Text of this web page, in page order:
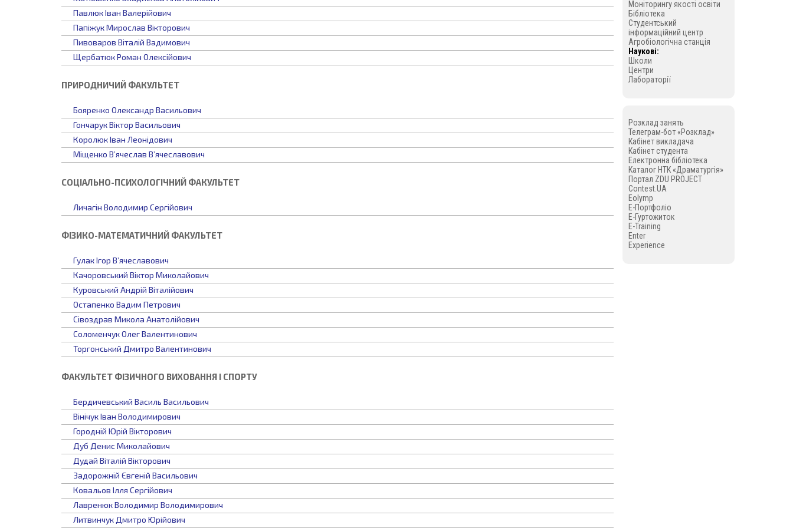
Павлюк Іван Валерійович
Папіжук Мирослав Вікторович
Пивоваров Віталій Вадимович
Щербатюк Роман Олексійович
ПРИРОДНИЧИЙ ФАКУЛЬТЕТ
Бояренко Олександр Васильович
Гончарук Віктор Васильович
Королюк Іван Леонідович
Міщенко В’ячеслав В’ячеславович
СОЦІАЛЬНО-ПСИХОЛОГІЧНИЙ ФАКУЛЬТЕТ
Личагін Володимир Сергійович
ФІЗИКО-МАТЕМАТИЧНИЙ ФАКУЛЬТЕТ
Гулак Ігор В’ячеславович
Качоровський Віктор Миколайович
Куровський Андрій Віталійович
Остапенко Вадим Петрович
Сівоздрав Микола Анатолійович
Соломенчук Олег Валентинович
Торгонський Дмитро Валентинович
ФАКУЛЬТЕТ ФІЗИЧНОГО ВИХОВАННЯ І СПОРТУ
Бердичевський Василь Васильович
Вінічук Іван Володимирович
Городній Юрій Вікторович
Дуб Денис Миколайович
Дудай Віталій Вікторович
Задорожній Євгеній Васильович
Ковальов Ілля Сергійович
Лавренюк Володимир Володимирович
Литвинчук Дмитро Юрійович
Моніторингу якості освіти
Бібліотека
Студентський
інформаційний центр
Агробіологічна станція
Наукові:
Школи
Центри
Лабораторії
Розклад занять
Телеграм-бот «Розклад»
Кабінет викладача
Кабінет студента
Електронна бібліотека
Каталог НТК «Драматургія»
Портал ZDU PROJECT
Contest.UA
Eolymp
E-Портфоліо
E-Гуртожиток
E-Training
Enter
Experience